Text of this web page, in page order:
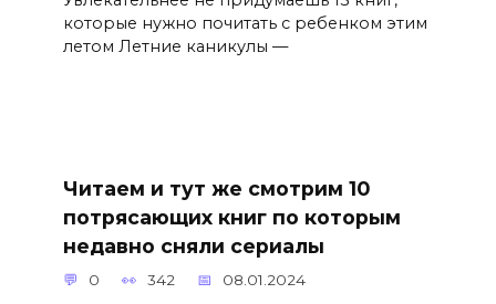
которые нужно почитать с ребенком этим
летом Летние каникулы —
Читаем и тут же смотрим 10
потрясающих книг по которым
недавно сняли сериалы
0 342 08.01.2024